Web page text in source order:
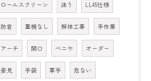
ロールスクリーン 迷う LL45仕様
防音 重機なし 解体工事 手作業
アーチ 開口 ベニヤ オーダー
姿見 手袋 軍手 危ない